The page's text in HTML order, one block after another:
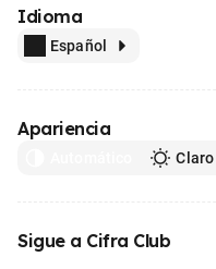
Idioma
Español
Apariencia
Claro
Sigue a Cifra Club